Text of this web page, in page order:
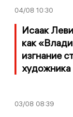
04/08 10:30
Исаак
как
изгнание
художника
03/08 08:39